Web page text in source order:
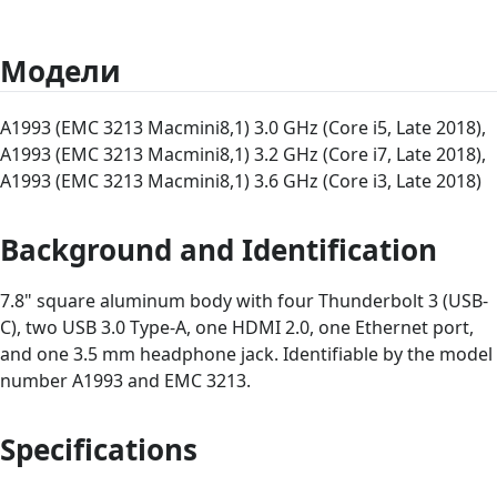
Модели
A1993 (EMC 3213 Macmini8,1) 3.0 GHz (Core i5, Late 2018),
A1993 (EMC 3213 Macmini8,1) 3.2 GHz (Core i7, Late 2018),
A1993 (EMC 3213 Macmini8,1) 3.6 GHz (Core i3, Late 2018)
Background and Identification
7.8" square aluminum body with four Thunderbolt 3 (USB-
C), two USB 3.0 Type-A, one HDMI 2.0, one Ethernet port,
and one 3.5 mm headphone jack. Identifiable by the model
number A1993 and EMC 3213.
Specifications